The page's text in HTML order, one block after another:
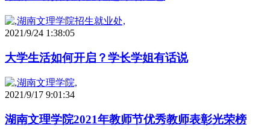
2021/9/24 1:38:05
大学生活如何开启？学长学姐有话说
2021/9/17 9:01:34
湖南文理学院2021年教师节优秀教师表彰光荣榜